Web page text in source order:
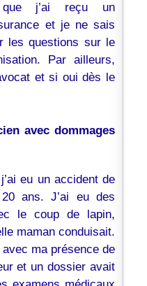
que j’ai reçu un
et je ne sais
les questions sur le
Par ailleurs,
et si oui dès le
avec dommages
eu un accident de
ans. J’ai eu des
le coup de lapin,
maman conduisait.
ma présence de
et un dossier avait